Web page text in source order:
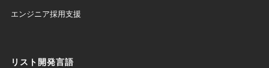
エンジニア採用支援
リスト開発言語